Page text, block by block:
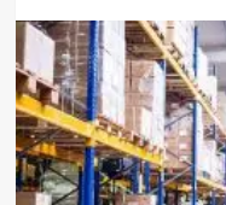
about
<strong>Kačiukai
vazoje
džiugins
net
ir
kelis
mėnesius